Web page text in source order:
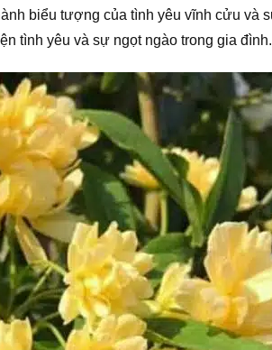
biểu tượng của tình yêu vĩnh cửu và
tình yêu và sự ngọt ngào trong gia đình.